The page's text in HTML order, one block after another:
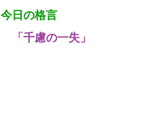
今日の格言
「千慮の一失」